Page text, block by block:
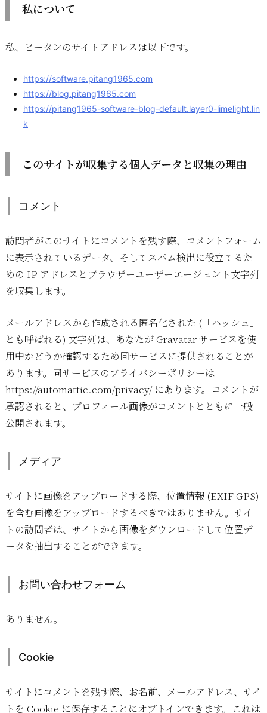
私について
私、ピータンのサイトアドレスは以下です。
https://software.pitang1965.com
https://blog.pitang1965.com
https://pitang1965-software-blog-default.layer0-limelight.lin
k
このサイトが収集する個人データと収集の理由
コメント
訪問者がこのサイトにコメントを残す際、コメントフォーム
に表示されているデータ、そしてスパム検出に役立てるた
めの IP アドレスとブラウザーユーザーエージェント文字列
を収集します。
メールアドレスから作成される匿名化された (「ハッシュ」
とも呼ばれる) 文字列は、あなたが Gravatar サービスを使
用中かどうか確認するため同サービスに提供されることが
あります。同サービスのプライバシーポリシーは
https://automattic.com/privacy/ にあります。コメントが
承認されると、プロフィール画像がコメントとともに一般
公開されます。
メディア
サイトに画像をアップロードする際、位置情報 (EXIF GPS)
を含む画像をアップロードするべきではありません。サイ
トの訪問者は、サイトから画像をダウンロードして位置デ
ータを抽出することができます。
お問い合わせフォーム
ありません。
Cookie
サイトにコメントを残す際、お名前、メールアドレス、サイ
トを Cookie に保存することにオプトインできます。これは